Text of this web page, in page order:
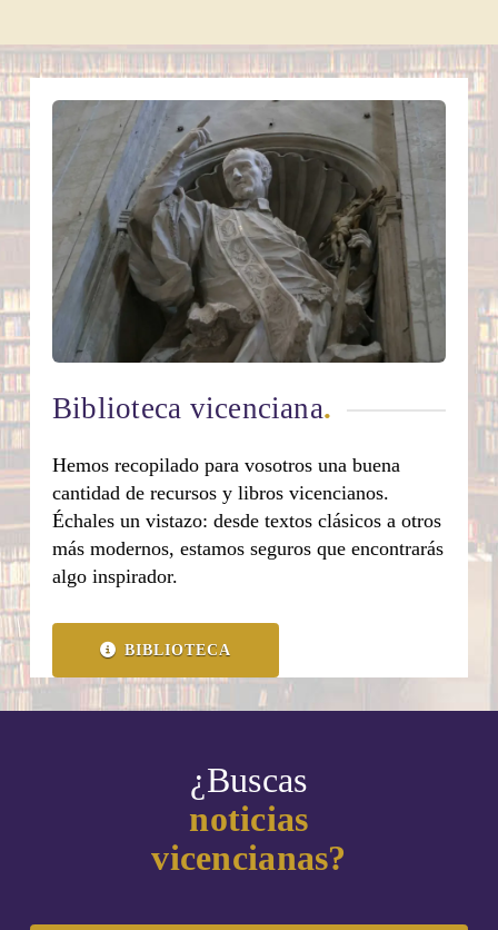
Biblioteca vicenciana.
Hemos recopilado para vosotros una buena
cantidad de recursos y libros vicencianos.
Échales un vistazo: desde textos clásicos a otros
más modernos, estamos seguros que encontrarás
algo inspirador.
BIBLIOTECA
¿Buscas
noticias
vicencianas?